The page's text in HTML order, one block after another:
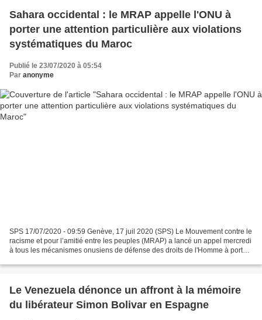
Sahara occidental : le MRAP appelle l'ONU à
porter une attention particulière aux violations
systématiques du Maroc
Publié le 23/07/2020 à 05:54
Par anonyme
SPS 17/07/2020 - 09:59 Genève, 17 juil 2020 (SPS) Le Mouvement contre le
racisme et pour l’amitié entre les peuples (MRAP) a lancé un appel mercredi
à tous les mécanismes onusiens de défense des droits de l'Homme à porter
Le Venezuela dénonce un affront à la mémoire
du libérateur Simon Bolivar en Espagne